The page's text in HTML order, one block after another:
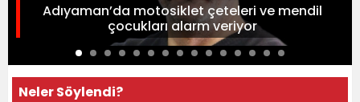
Adıyaman’da motosiklet çeteleri ve mendil
çocukları alarm veriyor
Neler Söylendi?